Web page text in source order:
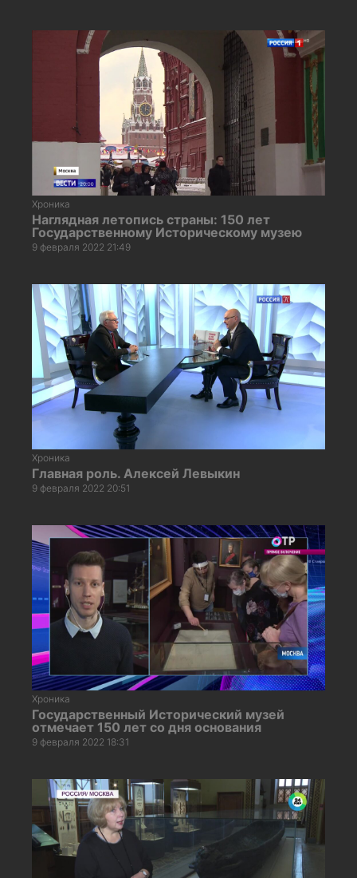
Хроника
Наглядная летопись страны: 150 лет
Государственному Историческому музею
9 февраля 2022 21:49
Хроника
Главная роль. Алексей Левыкин
9 февраля 2022 20:51
Хроника
Государственный Исторический музей
отмечает 150 лет со дня основания
9 февраля 2022 18:31